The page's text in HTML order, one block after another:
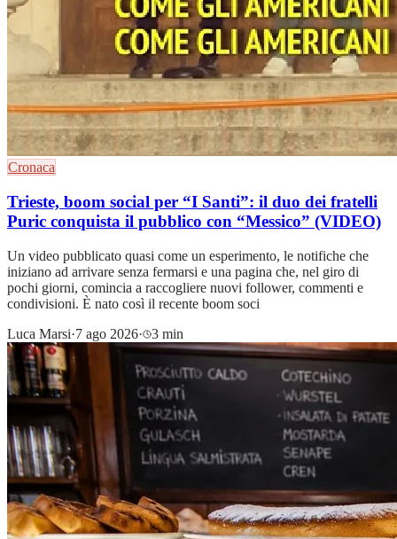
Cronaca
Trieste, boom social per “I Santi”: il duo dei fratelli
Puric conquista il pubblico con “Messico” (VIDEO)
Un video pubblicato quasi come un esperimento, le notifiche che
iniziano ad arrivare senza fermarsi e una pagina che, nel giro di
pochi giorni, comincia a raccogliere nuovi follower, commenti e
condivisioni. È nato così il recente boom soci
Luca Marsi·7 ago 2026· 3 min